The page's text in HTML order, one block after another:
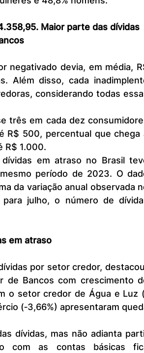
Maior parte das dívidas
Além disso, cada
considerando todas
R$ 500, percentual que chega
R$ 1.000.
período de 2023. O
da variação anual observada
julho, o número de
em atraso
de Bancos com crescimento
o setor credor de Água e Luz
(‐3,66%) apresentaram
com as contas básicas